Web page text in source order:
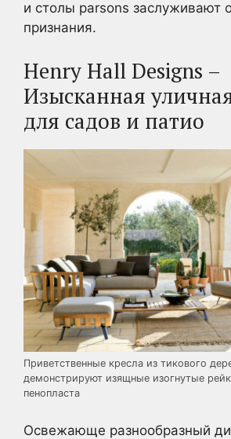
и столы parsons заслуживают
признания.
Henry Hall Designs –
Изысканная
для садов и патио
Приветственные кресла из тикового
демонстрируют изящные изогнутые
пенопласта
Освежающе разнообразный